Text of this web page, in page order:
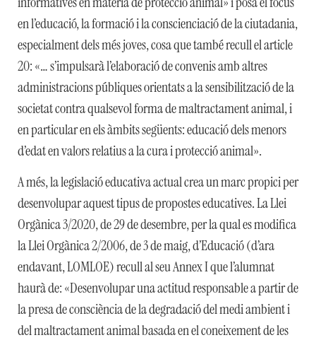
en l’educació, la formació i la conscienciació de la ciutadania,
especialment dels més joves, cosa que també recull el article
20: «… s’impulsarà l’elaboració de convenis amb altres
administracions públiques orientats a la sensibilització de la
societat contra qualsevol forma de maltractament animal, i
en particular en els àmbits següents: educació dels menors
d’edat en valors relatius a la cura i protecció animal».
A més, la legislació educativa actual crea un marc propici per
desenvolupar aquest tipus de propostes educatives. La Llei
Orgànica 3/2020, de 29 de desembre, per la qual es modifica
la Llei Orgànica 2/2006, de 3 de maig, d’Educació (d’ara
endavant, LOMLOE) recull al seu Annex I que l’alumnat
haurà de: «Desenvolupar una actitud responsable a partir de
la presa de consciència de la degradació del medi ambient i
del maltractament animal basada en el coneixement de les